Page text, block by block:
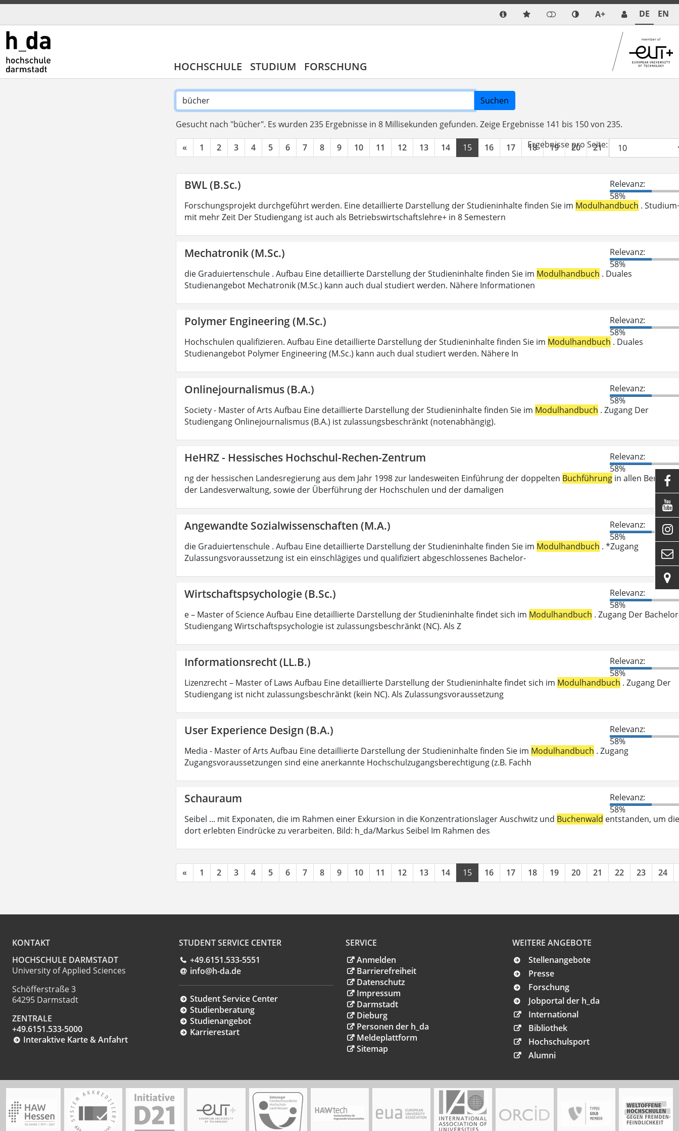
A+ DE EN
HOCHSCHULE STUDIUM FORSCHUNG
Suchen
Gesucht nach "bücher". Es wurden 235 Ergebnisse in 8 Millisekunden gefunden. Zeige Ergebnisse 141 bis 150 von 235.
« 1 2 3 4 5 6 7 8 9 10 11 12 13 14 15 16 17 18 19 20 21 22
Ergebnisse pro Seite:
BWL (B.Sc.)
Relevanz:
58%
Forschungsprojekt durchgeführt werden. Eine detaillierte Darstellung der Studieninhalte finden Sie im Modulhandbuch .
mit mehr Zeit Der Studiengang ist auch als Betriebswirtschaftslehre+ in 8 Semestern
Mechatronik (M.Sc.)
Relevanz:
58%
die Graduiertenschule . Aufbau Eine detaillierte Darstellung der Studieninhalte finden Sie im Modulhandbuch . Duales
Studienangebot Mechatronik (M.Sc.) kann auch dual studiert werden. Nähere Informationen
Polymer Engineering (M.Sc.)
Relevanz:
58%
Hochschulen qualifizieren. Aufbau Eine detaillierte Darstellung der Studieninhalte finden Sie im Modulhandbuch . Duales
Studienangebot Polymer Engineering (M.Sc.) kann auch dual studiert werden. Nähere In
Onlinejournalismus (B.A.)
Relevanz:
58%
Society - Master of Arts Aufbau Eine detaillierte Darstellung der Studieninhalte finden Sie im Modulhandbuch . Zugang Der
Studiengang Onlinejournalismus (B.A.) ist zulassungsbeschränkt (notenabhängig).
HeHRZ - Hessisches Hochschul-Rechen-Zentrum
Relevanz:
58%
ng der hessischen Landesregierung aus dem Jahr 1998 zur landesweiten Einführung der doppelten Buchführung in allen
der Landesverwaltung, sowie der Überführung der Hochschulen und der damaligen
Angewandte Sozialwissenschaften (M.A.)
Relevanz:
58%
die Graduiertenschule . Aufbau Eine detaillierte Darstellung der Studieninhalte finden Sie im Modulhandbuch . *Zugang
Zulassungsvoraussetzung ist ein einschlägiges und qualifiziert abgeschlossenes Bachelor-
Wirtschaftspsychologie (B.Sc.)
Relevanz:
58%
e – Master of Science Aufbau Eine detaillierte Darstellung der Studieninhalte findet sich im Modulhandbuch . Zugang Der
Studiengang Wirtschaftspsychologie ist zulassungsbeschränkt (NC). Als Z
Informationsrecht (LL.B.)
Relevanz:
58%
Lizenzrecht – Master of Laws Aufbau Eine detaillierte Darstellung der Studieninhalte findet sich im Modulhandbuch . Zugang Der
Studiengang ist nicht zulassungsbeschränkt (kein NC). Als Zulassungsvoraussetzung
User Experience Design (B.A.)
Relevanz:
58%
Media - Master of Arts Aufbau Eine detaillierte Darstellung der Studieninhalte finden Sie im Modulhandbuch . Zugang
Zugangsvoraussetzungen sind eine anerkannte Hochschulzugangsberechtigung (z.B. Fachh
Schauraum
Relevanz:
58%
Seibel ... mit Exponaten, die im Rahmen einer Exkursion in die Konzentrationslager Auschwitz und Buchenwald entstanden, um die
dort erlebten Eindrücke zu verarbeiten. Bild: h_da/Markus Seibel Im Rahmen des
« 1 2 3 4 5 6 7 8 9 10 11 12 13 14 15 16 17 18 19 20 21 22 23 24
KONTAKT
HOCHSCHULE DARMSTADT
University of Applied Sciences
Schöfferstraße 3
64295 Darmstadt
ZENTRALE
+49.6151.533-5000
Interaktive Karte & Anfahrt
STUDENT SERVICE CENTER
+49.6151.533-5551
info@h-da.de
Student Service Center
Studienberatung
Studienangebot
Karrierestart
SERVICE
Anmelden
Barrierefreiheit
Datenschutz
Impressum
Darmstadt
Dieburg
Personen der h_da
Meldeplattform
Sitemap
WEITERE ANGEBOTE
Stellenangebote
Presse
Forschung
Jobportal der h_da
International
Bibliothek
Hochschulsport
Alumni




